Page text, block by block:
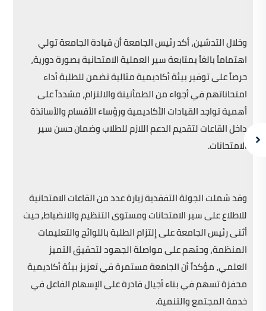
وخلال التدشين، أكد رئيس الجامعة أن قيادة الجامعة تولي
اهتماماً بالغاً بمتابعة سير العملية الامتحانية بصورة دورية،
حرصاً على توفير بيئة أكاديمية مثالية تضمن للطلبة أداء
امتحاناتهم في أجواء من الطمأنينة والالتزام، مشدداً على
أهمية تواجد القيادات الأكاديمية ورؤساء الأقسام والأساتذة
داخل القاعات لتقديم الدعم اللازم للطلاب وضمان حسن سير
الامتحانات.
وقد شملت الجولة التفقدية زيارة عدد من القاعات الامتحانية
للاطلاع على سير الامتحانات ومستوى التنظيم والانضباط، حيث
أثنى رئيس الجامعة على إلتزام الطلبة باللوائح والتعليمات
المنظمة، وحثهم على مواصلة الجهود لتحقيق التميز
العلمي، مؤكداً أن الجامعة مستمرة في تعزيز بيئة أكاديمية
محفزة تسهم في بناء أجيال قادرة على الإسهام الفاعل في
خدمة المجتمع والتنمية.